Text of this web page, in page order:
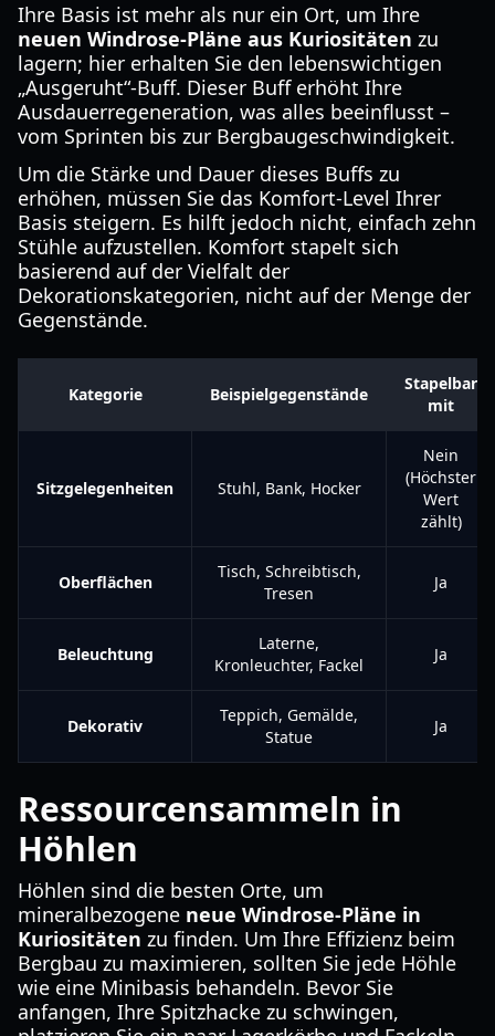
Ihre Basis ist mehr als nur ein Ort, um Ihre
neuen Windrose-Pläne aus Kuriositäten zu
lagern; hier erhalten Sie den lebenswichtigen
„Ausgeruht“-Buff. Dieser Buff erhöht Ihre
Ausdauerregeneration, was alles beeinflusst –
vom Sprinten bis zur Bergbaugeschwindigkeit.
Um die Stärke und Dauer dieses Buffs zu
erhöhen, müssen Sie das Komfort-Level Ihrer
Basis steigern. Es hilft jedoch nicht, einfach zehn
Stühle aufzustellen. Komfort stapelt sich
basierend auf der Vielfalt der
Dekorationskategorien, nicht auf der Menge der
Gegenstände.
Kategorie Beispielgegenstände
Stapelbar
mit
Sitzgelegenheiten Stuhl, Bank, Hocker
Nein
(Höchster
Wert
zählt)
Oberflächen
Tisch, Schreibtisch,
Tresen
Ja
Beleuchtung
Laterne,
Kronleuchter, Fackel
Ja
Dekorativ
Teppich, Gemälde,
Statue
Ja
Ressourcensammeln in
Höhlen
Höhlen sind die besten Orte, um
mineralbezogene neue Windrose-Pläne in
Kuriositäten zu finden. Um Ihre Effizienz beim
Bergbau zu maximieren, sollten Sie jede Höhle
wie eine Minibasis behandeln. Bevor Sie
anfangen, Ihre Spitzhacke zu schwingen,